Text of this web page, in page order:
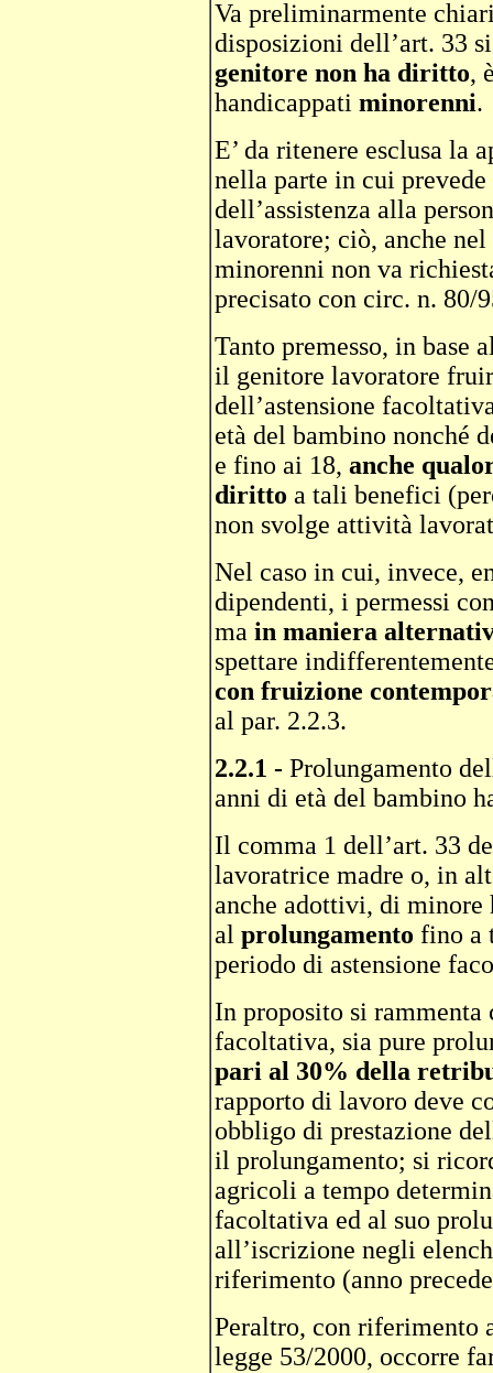
Va preliminarmente
disposizioni dell’art. 33
genitore non ha diritto,
handicappati minorenni.
E’ da ritenere esclusa la
nella parte in cui
dell’assistenza alla
lavoratore; ciò, anche
minorenni non va
precisato con circ. n. 80/
Tanto premesso, in base
il genitore lavoratore
dell’astensione
età del bambino nonché
e fino ai 18, anche
diritto a tali benefici
non svolge attività
Nel caso in cui, invece,
dipendenti, i permessi
ma in maniera
spettare
con fruizione
al par. 2.2.3.
2.2.1 - Prolungamento
anni di età del bambino
Il comma 1 dell’art. 33
lavoratrice madre o, in
anche adottivi, di minore
al prolungamento fino a
periodo di astensione
In proposito si rammenta
facoltativa, sia pure
pari al 30% della
rapporto di lavoro deve
obbligo di prestazione
il prolungamento; si
agricoli a tempo
facoltativa ed al suo
all’iscrizione negli
riferimento (anno
Peraltro, con riferimento
legge 53/2000, occorre